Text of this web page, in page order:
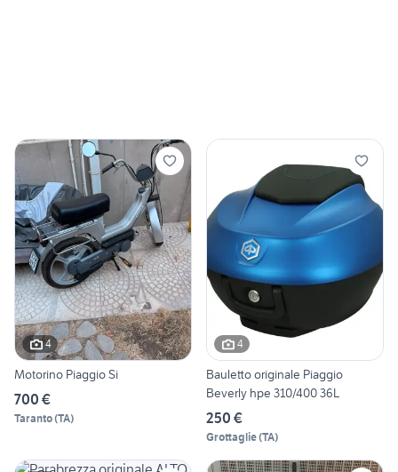
4
Motorino Piaggio Si
700 €
Taranto(TA)
4
Bauletto originale Piaggio
Beverly hpe 310/400 36L
250 €
Grottaglie(TA)